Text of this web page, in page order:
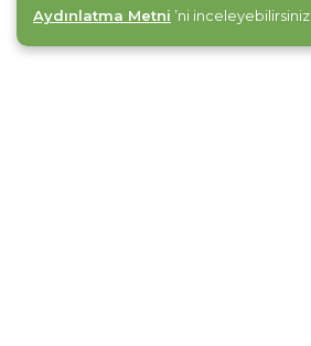
İstanbul
Aydınlatma Metni ’ni inceleyebilirsiniz.